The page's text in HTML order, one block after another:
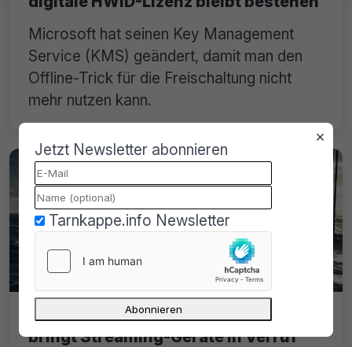
Microsoft hat seinen Key Management
Service (KMS) geändert, damit man den
Offline-Trick für die Freischaltung nicht
mehr nutzen kann.
Amazon Fire TV Piraterie: Studie
bringt Streaming-Geräte in Verruf
×
Jetzt Newsletter abonnieren
Tarnkappe.info Newsletter